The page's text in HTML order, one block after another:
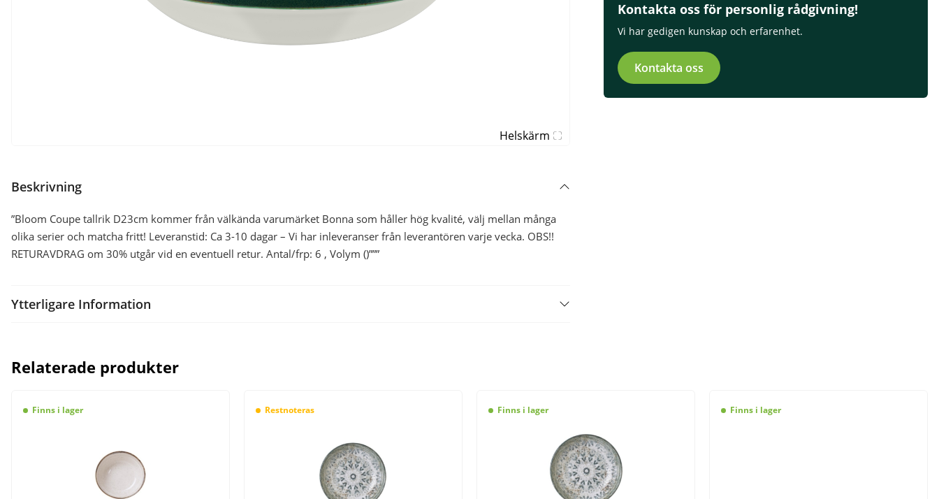
Helskärm
Kontakta oss för personlig rådgivning!
Vi har gedigen kunskap och erfarenhet.
Kontakta oss
Beskrivning
”Bloom Coupe tallrik D23cm kommer från välkända varumärket Bonna som håller hög kvalité, välj mellan många
olika serier och matcha fritt! Leveranstid: Ca 3-10 dagar – Vi har inleveranser från leverantören varje vecka. OBS!!
RETURAVDRAG om 30% utgår vid en eventuell retur. Antal/frp: 6 , Volym ()”””
Ytterligare Information
Relaterade produkter
Finns i lager Restnoteras Finns i lager Finns i lager